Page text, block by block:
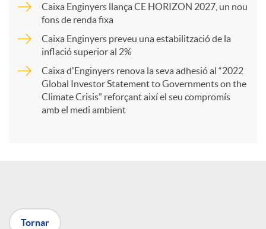
r
X
Caixa Enginyers llança CE HORIZON 2027, un nou
fons de renda fixa
Caixa Enginyers preveu una estabilització de la
inflació superior al 2%
Caixa d'Enginyers renova la seva adhesió al “2022
Global Investor Statement to Governments on the
Climate Crisis” reforçant així el seu compromís
amb el medi ambient
Tornar